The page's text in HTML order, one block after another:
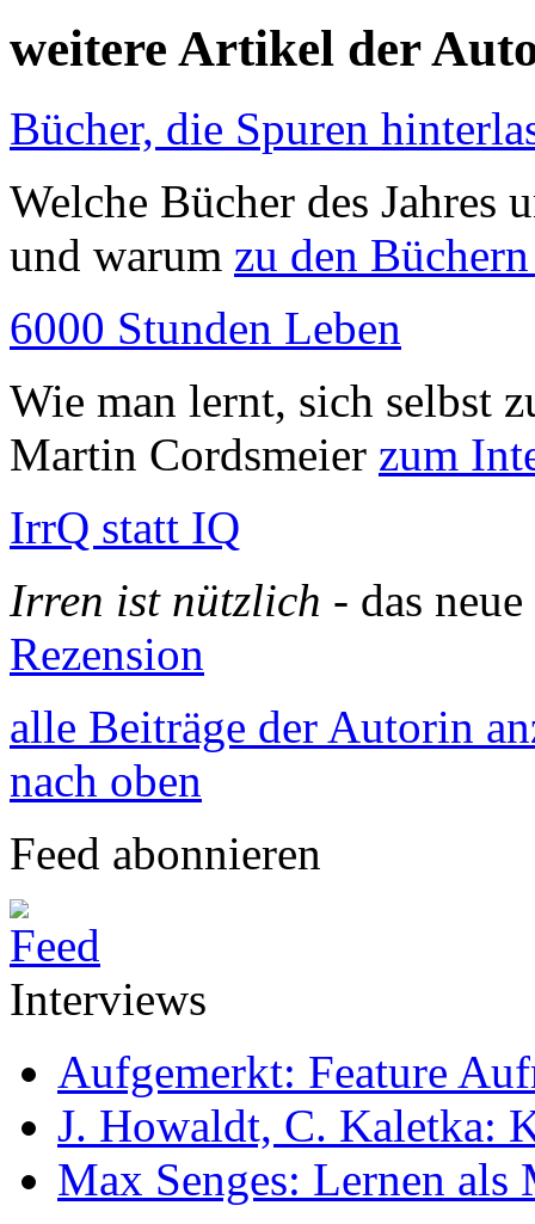
weitere Artikel der
Bücher, die Spuren
Welche Bücher des Jahres
und warum zu den
6000 Stunden Leben
Wie man lernt, sich selbst
Martin Cordsmeier zum
IrrQ statt IQ
Irren ist nützlich - das
Rezension
alle Beiträge der Autorin
nach oben
Feed abonnieren
Interviews
Aufgemerkt: Feature
J. Howaldt, C. Kaletka:
Max Senges: Lernen als